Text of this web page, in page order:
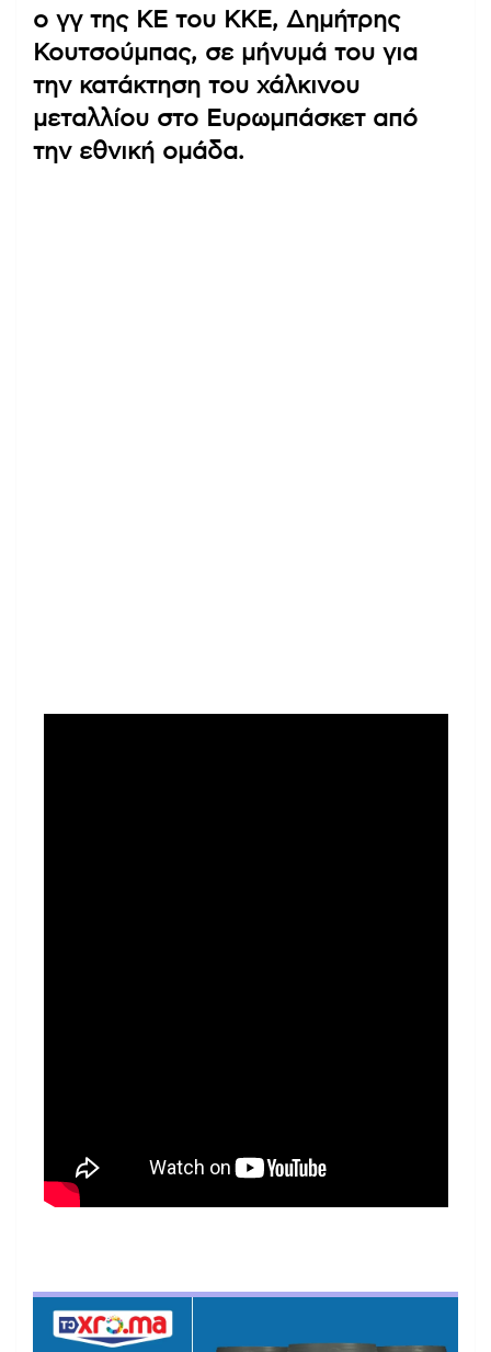
ο γγ της ΚΕ του ΚΚΕ, Δημήτρης
Κουτσούμπας, σε μήνυμά του για
την κατάκτηση του χάλκινου
μεταλλίου στο Ευρωμπάσκετ από
την εθνική ομάδα.